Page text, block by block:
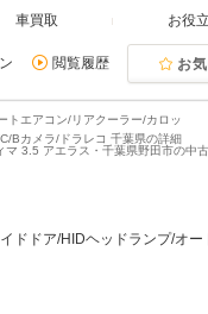
車買取 お役
閲覧履歴 お
トエアコン/リアクーラー/カロッ
Bカメラ/ドラレコ 千葉県の詳細
マ 3.5 アエラス・千葉県野田市の中
ドドア/HIDヘッドランプ/オー